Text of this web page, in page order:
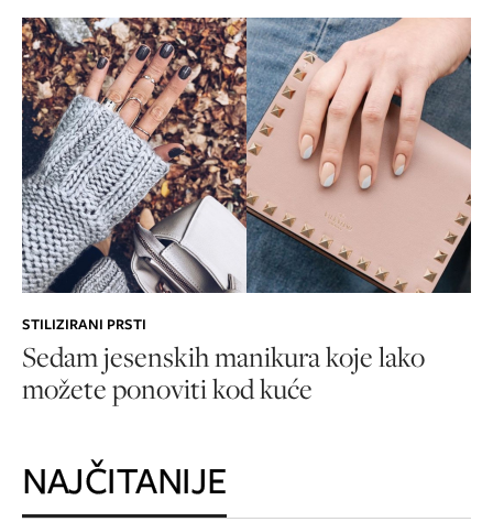
STILIZIRANI PRSTI
Sedam jesenskih manikura koje lako
možete ponoviti kod kuće
NAJČITANIJE